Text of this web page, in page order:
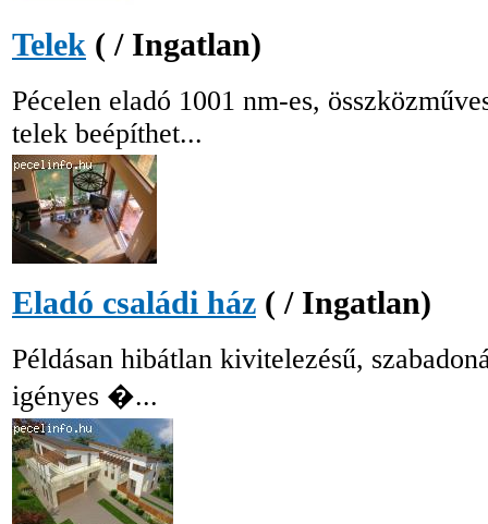
Telek ( / Ingatlan)
Pécelen eladó 1001 nm-es,
telek beépíthet...
Eladó családi ház ( / Ingatlan)
Példásan hibátlan kivitelezésű,
igényes �...